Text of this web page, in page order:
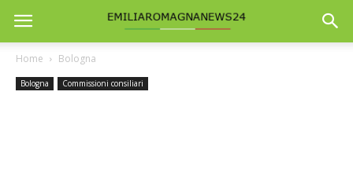
Home Bologna
Bologna Commissioni consiliari